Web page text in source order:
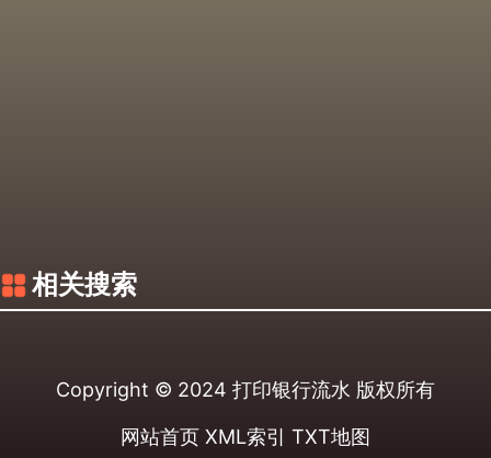
相关搜索
Copyright © 2024 打印银行流水 版权所有
网站首页 XML索引 TXT地图